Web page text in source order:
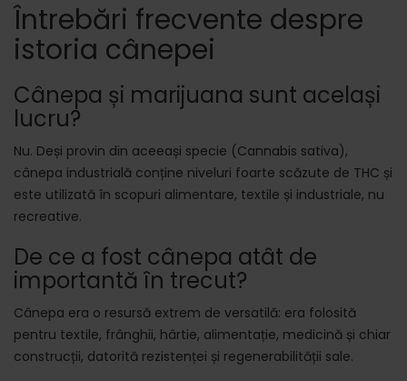
Întrebări frecvente despre
istoria cânepei
Cânepa și marijuana sunt același
lucru?
Nu. Deși provin din aceeași specie (Cannabis sativa),
cânepa industrială conține niveluri foarte scăzute de THC și
este utilizată în scopuri alimentare, textile și industriale, nu
recreative.
De ce a fost cânepa atât de
importantă în trecut?
Cânepa era o resursă extrem de versatilă: era folosită
pentru textile, frânghii, hârtie, alimentație, medicină și chiar
construcții, datorită rezistenței și regenerabilității sale.